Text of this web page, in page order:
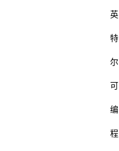
英
特
尔
可
编
程